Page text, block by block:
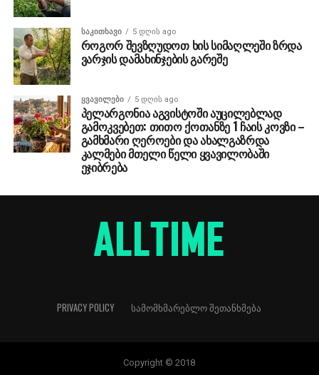
ᲡᲐᲙᲘᲗᲮᲐᲕᲘ 5 დღის ago
როგორ შევზღუდოთ ხის სიმაღლეში ზრდა
ვარჯის დამახინჯების გარეშე
ᲧᲕᲐᲕᲘᲚᲔᲑᲘ 5 დღის ago
პელარგონია აგვისტოში აუცილებლად
გამოკვებეთ: თითო ქოთანზე 1 ჩაის კოვზი –
გამხმარი ღეროები და ახალგაზრდა
კალმები მთელი წელი ყვავილობაში
ეჯიბრება
PRIVACY POLICY ᲡᲐᲛᲝᲛᲮᲛᲐᲠᲔᲑᲚᲝ ᲨᲔᲗᲐᲜᲮᲛᲔᲑᲐ
Copyright © 2018